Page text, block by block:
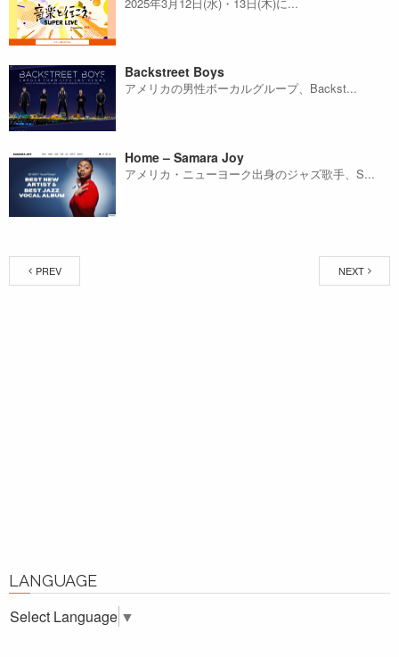
Backstreet Boys
アメリカの男性ボーカルグループ、Backst...
Home – Samara Joy
アメリカ・ニューヨーク出身のジャズ歌手、S...
PREV NEXT
LANGUAGE
Select Language ▼